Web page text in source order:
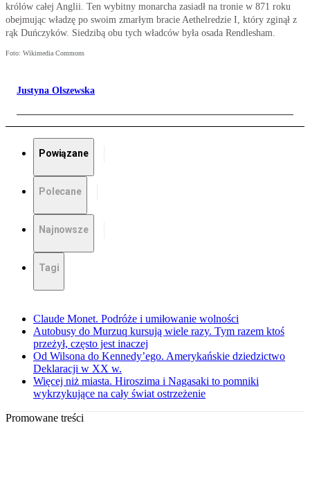
królów całej Anglii. Ten wybitny monarcha zasiadł na tronie w 871 roku
obejmując władzę po swoim zmarłym bracie Aethelredzie I, który zginął z
rąk Duńczyków. Siedzibą obu tych władców była osada Rendlesham.
Foto: Wikimedia Commons
Justyna Olszewska
Powiązane
Polecane
Najnowsze
Tagi
Claude Monet. Podróże i umiłowanie wolności
Autobusy do Murzuq kursują wiele razy. Tym razem ktoś
przeżył, często jest inaczej
Od Wilsona do Kennedy’ego. Amerykańskie dziedzictwo
Deklaracji w XX w.
Więcej niż miasta. Hiroszima i Nagasaki to pomniki
wykrzykujące na cały świat ostrzeżenie
Promowane treści